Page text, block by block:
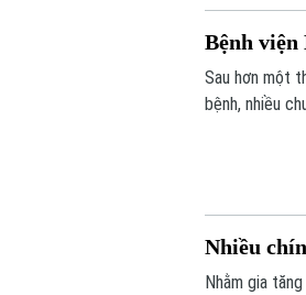
Bệnh
Sau hơn một
bệnh, nhiều
Nhiều
Nhằm gia